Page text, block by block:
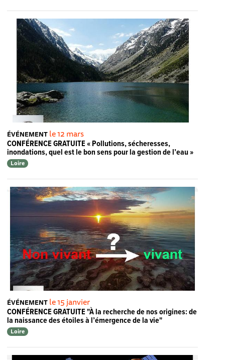
ÉVÉNEMENT le 12 mars
CONFÉRENCE GRATUITE « Pollutions, sécheresses,
inondations, quel est le bon sens pour la gestion de l’eau »
Loire
ÉVÉNEMENT le 15 janvier
CONFÉRENCE GRATUITE "À la recherche de nos origines: de
la naissance des étoiles à l’émergence de la vie"
Loire